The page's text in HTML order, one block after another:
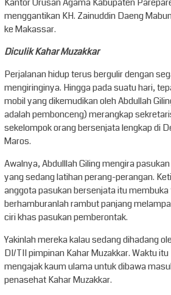
menggantikan KH. Zainuddin Daeng
ke Makassar.
Diculik Kahar Muzakkar
Perjalanan hidup terus bergulir dengan
mengiringinya. Hingga pada suatu hari,
mobil yang dikemudikan oleh Abdullah
adalah pembonceng) merangkap
sekelompok orang bersenjata lengkap di
Maros.
Awalnya, Abdulllah Giling mengira
yang sedang latihan perang-perangan.
anggota pasukan bersenjata itu
berhamburanlah rambut panjang
ciri khas pasukan pemberontak.
Yakinlah mereka kalau sedang dihadang
DI/TII pimpinan Kahar Muzakkar. Waktu
mengajak kaum ulama untuk dibawa
penasehat Kahar Muzakkar.